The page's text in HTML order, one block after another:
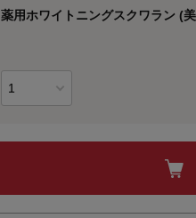
薬用ホワイトニングスクワラン (